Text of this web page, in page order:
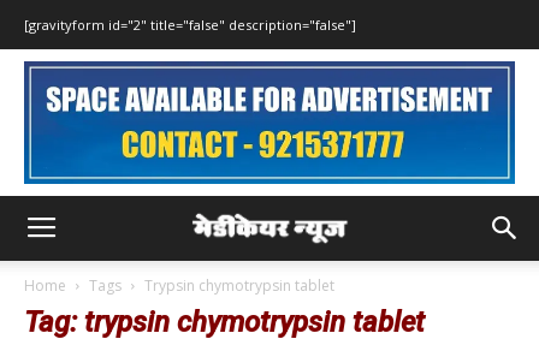
[gravityform id="2" title="false" description="false"]
Home Tags Trypsin chymotrypsin tablet
Tag: trypsin chymotrypsin tablet